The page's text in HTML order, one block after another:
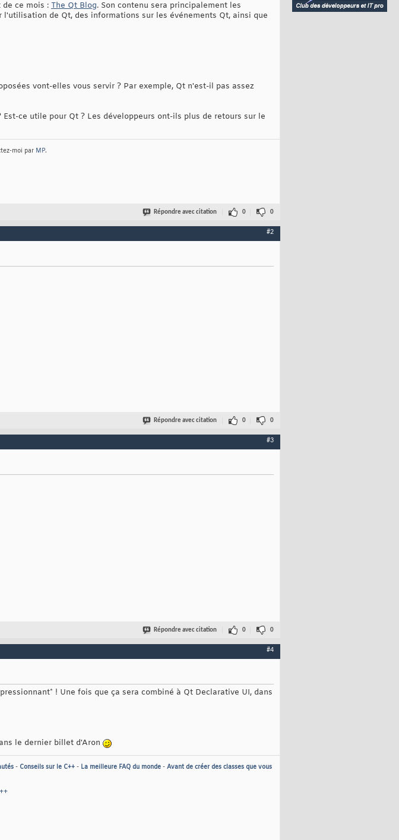
ce mois : The Qt Blog. Son contenu sera principalement les
de Qt, des informations sur les événements Qt, ainsi que
vont-elles vous servir ? Par exemple, Qt n'est-il pas assez
ce utile pour Qt ? Les développeurs ont-ils plus de retours sur le
moi par MP.
Répondre avec citation 0 0
#2
Répondre avec citation 0 0
#3
Répondre avec citation 0 0
#4
! Une fois que ça sera combiné à Qt Declarative UI, dans
le dernier billet d'Aron
- Conseils sur le C++ - La meilleure FAQ du monde - Avant de créer des classes que vous